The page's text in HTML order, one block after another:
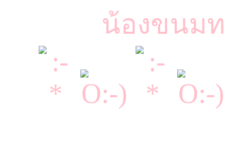
น้องขนมท